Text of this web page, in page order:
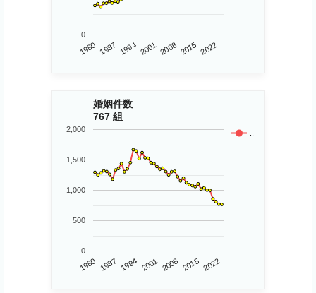
1980 1987 1994 2001 2008 2015 2022
0
婚姻件数
767 組
1980 1987 1994 2001 2008 2015 2022
0
500
1,000
1,500
2,000